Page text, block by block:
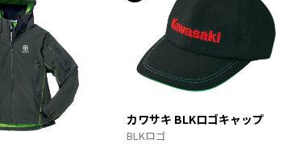
カワサキ BLKロゴキャップ
BLKロゴ